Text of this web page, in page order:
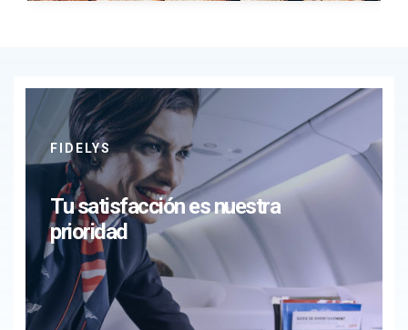
FIDELYS
Tu satisfacción es nuestra
prioridad